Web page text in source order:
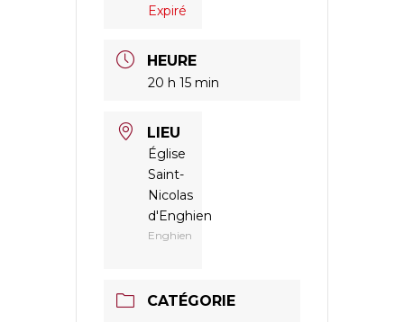
Expiré
HEURE
20 h 15 min
LIEU
Église
Saint-
Nicolas
d'Enghien
Enghien
CATÉGORIE